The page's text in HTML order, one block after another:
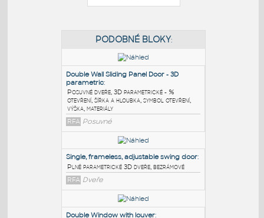
Double Wall Sliding Panel Door - 3D
parametric
Posuvné dveře, 3D parametrické - %
otevření, šířka a hloubka, symbol otevření,
výška, materiály